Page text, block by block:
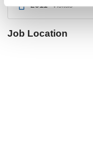
2311 Visitas
Job Location